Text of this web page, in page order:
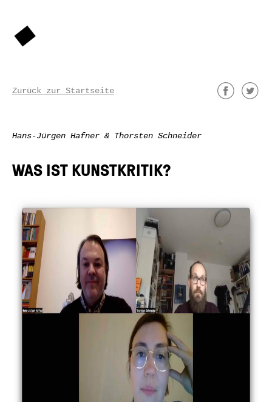
Zurück zur Startseite
Hans-Jürgen Hafner & Thorsten Schneider
WAS IST KUNSTKRITIK?